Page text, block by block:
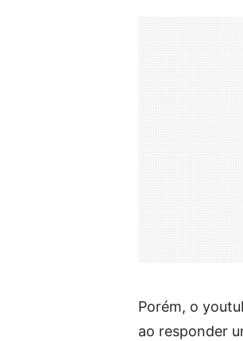
Porém, o
ao responder